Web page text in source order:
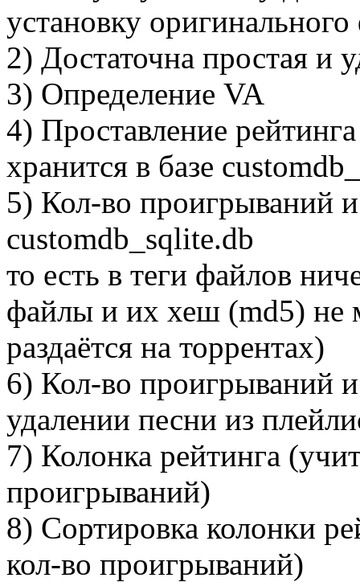
установку
2) Достаточна простая и
3) Определение VA
4) Проставление
хранится в базе
5) Кол-во проигрываний
customdb_sqlite.db
то есть в теги файлов
файлы и их хеш (md5) не
раздаётся на торрентах)
6) Кол-во проигрываний
удалении песни из
7) Колонка рейтинга
проигрываний)
8) Сортировка колонки
кол-во проигрываний)